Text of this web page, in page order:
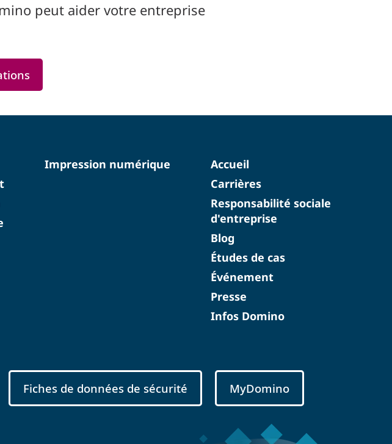
peut aider votre entreprise
Impression numérique
Accueil
Carrières
Responsabilité sociale
d'entreprise
Blog
Études de cas
Événement
Presse
Infos Domino
Fiches de données de sécurité MyDomino